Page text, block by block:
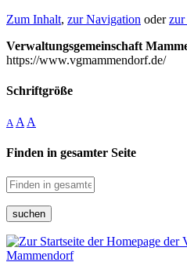
Zum Inhalt, zur Navigation oderzur
Verwaltungsgemeinschaft
https://www.vgmammendorf.de/
Schriftgröße
A A A
Finden in gesamter Seite
suchen